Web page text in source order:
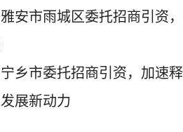
安市雨城区委托招商引资
乡市委托招商引资，加速
展新动力